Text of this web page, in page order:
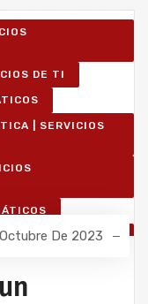
DE TI
| SERVICIOS
De 2023